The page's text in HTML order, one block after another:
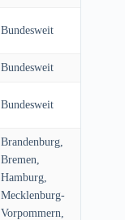
Bundesweit
Bundesweit
Bundesweit
Brandenburg,
Bremen,
Hamburg,
Mecklenburg-
Vorpommern,